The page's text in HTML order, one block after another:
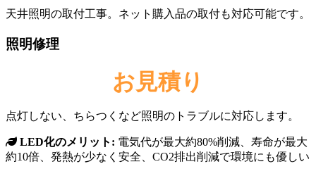
天井照明の取付工事。ネット購入品の取付も対応可能です。
照明修理
お見積り
点灯しない、ちらつくなど照明のトラブルに対応します。
LED化のメリット: 電気代が最大約80%削減、寿命が最大
約10倍、発熱が少なく安全、CO2排出削減で環境にも優しい